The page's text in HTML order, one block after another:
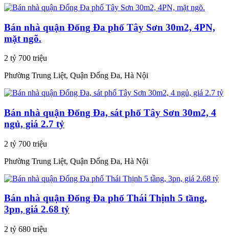
Bán nhà quận Đống Đa phố Tây Sơn 30m2, 4PN,
mặt ngõ.
2 tỷ 700 triệu
Phường Trung Liệt, Quận Đống Đa, Hà Nội
Bán nhà quận Đống Đa, sát phố Tây Sơn 30m2, 4
ngủ, giá 2.7 tỷ
2 tỷ 700 triệu
Phường Trung Liệt, Quận Đống Đa, Hà Nội
Bán nhà quận Đống Đa phố Thái Thịnh 5 tầng,
3pn, giá 2.68 tỷ
2 tỷ 680 triệu